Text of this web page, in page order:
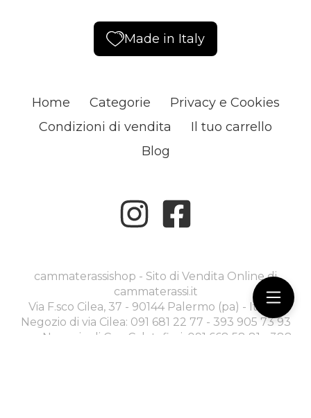
Made in Italy
Home Categorie
Privacy e Cookies
Condizioni di vendita
Il tuo carrello
Blog
cammaterassishop - Sito di Vendita Online di
cammaterassi.it
Via F.sco Cilea, 37 - 90144 Palermo (pa) - Italia -
Negozio di via Cilea: 091 681 22 77 - 393 905 73 93
----- Negozio di C.so Calatafimi: 091 668 58 81 - 388